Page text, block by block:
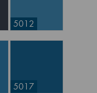
5012
5017